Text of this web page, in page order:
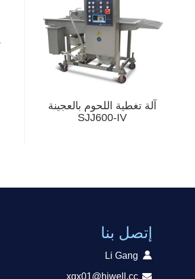
آلة تغطية اللحوم بالعجينة
SJJ600-IV
إتصل بنا
Li Gang
xgx01@hiwell.cc